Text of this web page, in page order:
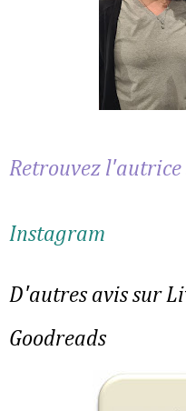
Retrouvez l'autrice
Instagram
D'autres avis sur
Goodreads